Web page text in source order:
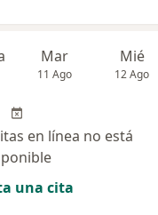
Mar
11 Ago
Mié
12 Ago
en línea no está
una cita